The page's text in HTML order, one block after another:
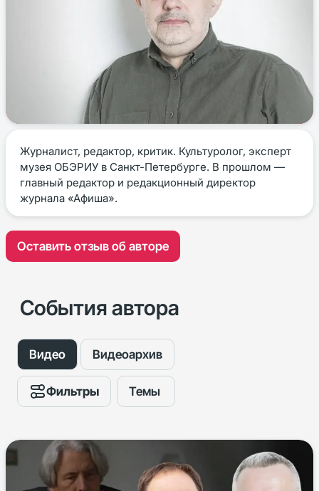
Журналист, редактор, критик. Культуролог, эксперт
музея ОБЭРИУ в Санкт-Петербурге. В прошлом —
главный редактор и редакционный директор
журнала «Афиша».
Оставить отзыв об авторе
События автора
Видео Видеоархив
Фильтры Темы